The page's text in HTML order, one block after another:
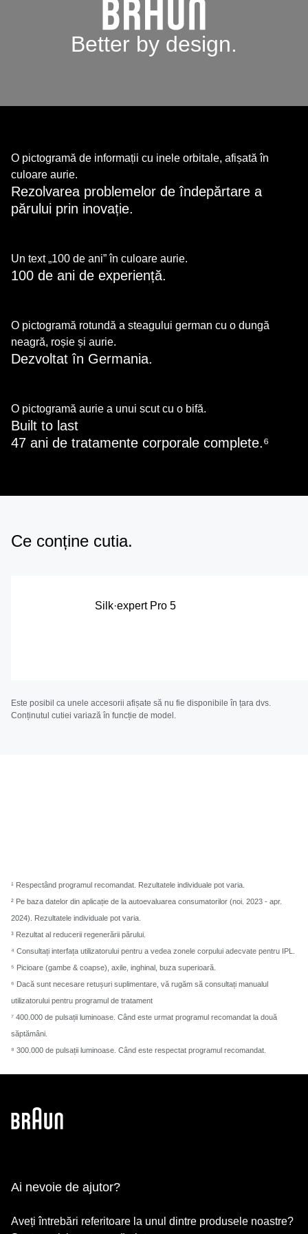
Better by design.
O pictogramă de informații cu inele orbitale, afișată în
culoare aurie.
Rezolvarea problemelor de îndepărtare a
părului prin inovație.
Un text „100 de ani” în culoare aurie.
100 de ani de experiență.
O pictogramă rotundă a steagului german cu o dungă
neagră, roșie și aurie.
Dezvoltat în Germania.
O pictogramă aurie a unui scut cu o bifă.
Built to last
47 ani de tratamente corporale complete.⁶
Ce conține cutia.
Silk·expert Pro 5
Este posibil ca unele accesorii afișate să nu fie disponibile în țara dvs.
Conținutul cutiei variază în funcție de model.
¹ Respectând programul recomandat. Rezultatele individuale pot varia.
² Pe baza datelor din aplicație de la autoevaluarea consumatorilor (noi. 2023 - apr.
2024). Rezultatele individuale pot varia.
³ Rezultat al reducerii regenerării părului.
⁴ Consultați interfața utilizatorului pentru a vedea zonele corpului adecvate pentru IPL.
⁵ Picioare (gambe & coapse), axile, inghinal, buza superioară.
⁶ Dacă sunt necesare retușuri suplimentare, vă rugăm să consultați manualul
utilizatorului pentru programul de tratament
⁷ 400.000 de pulsații luminoase. Când este urmat programul recomandat la două
săptămâni.
⁸ 300.000 de pulsații luminoase. Când este respectat programul recomandat.
Ai nevoie de ajutor?
Aveți întrebări referitoare la unul dintre produsele noastre?